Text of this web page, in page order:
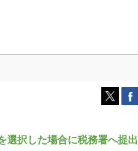
選択した場合に税務署へ提出